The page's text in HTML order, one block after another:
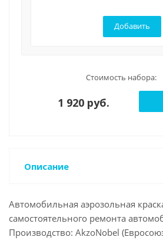
Добавить
Стоимость набора:
1 920 руб.
Описание
Автомобильная аэрозольная
самостоятельного ремонта
Производство: AkzoNobel